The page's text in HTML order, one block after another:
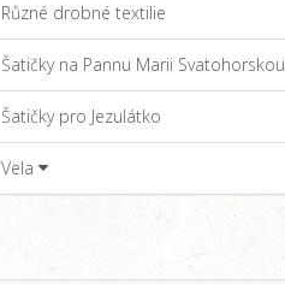
Různé drobné textilie
Šatičky na Pannu Marii Svatohorskou
Šatičky pro Jezulátko
Vela